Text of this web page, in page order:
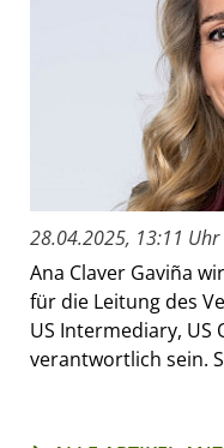
28.04.2025, 13:11 Uhr
Ana Claver Gaviña
für die Leitung des
US Intermediary,
verantwortlich sein.